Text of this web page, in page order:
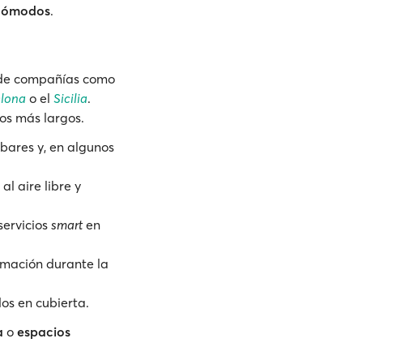
.
compañías como
o el Sicilia.
más largos.
y, en algunos
al aire libre y
smarten
durante la
en cubierta.
o espacios